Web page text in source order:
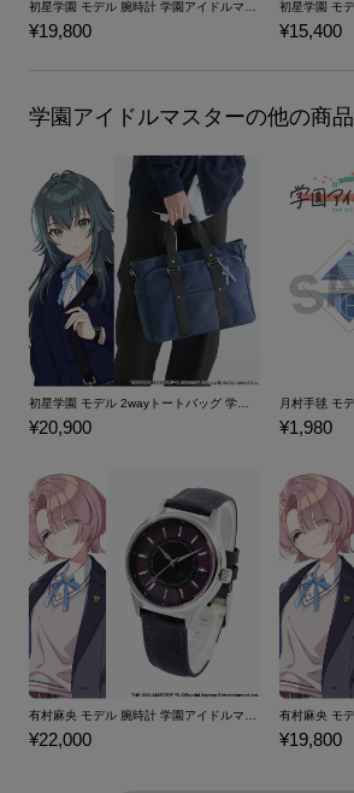
¥19,800 ¥15,400
学園アイドルマスターの他の商品
¥20,900 ¥1,980
¥22,000 ¥19,800